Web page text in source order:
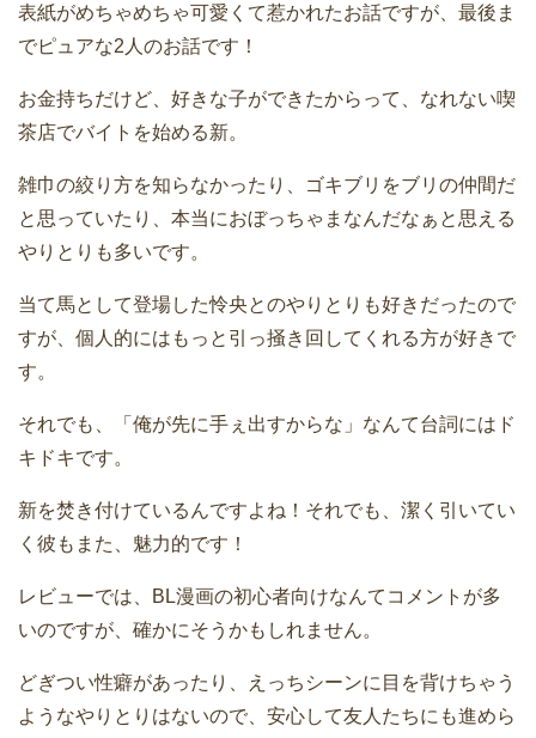
表紙がめちゃめちゃ可愛くて惹かれたお話ですが、最後ま
でピュアな2人のお話です！
お金持ちだけど、好きな子ができたからって、なれない喫
茶店でバイトを始める新。
雑巾の絞り方を知らなかったり、ゴキブリをブリの仲間だ
と思っていたり、本当におぼっちゃまなんだなぁと思える
やりとりも多いです。
当て馬として登場した怜央とのやりとりも好きだったので
すが、個人的にはもっと引っ掻き回してくれる方が好きで
す。
それでも、「俺が先に手ぇ出すからな」なんて台詞にはド
キドキです。
新を焚き付けているんですよね！それでも、潔く引いてい
く彼もまた、魅力的です！
レビューでは、BL漫画の初心者向けなんてコメントが多
いのですが、確かにそうかもしれません。
どぎつい性癖があったり、えっちシーンに目を背けちゃう
ようなやりとりはないので、安心して友人たちにも進めら